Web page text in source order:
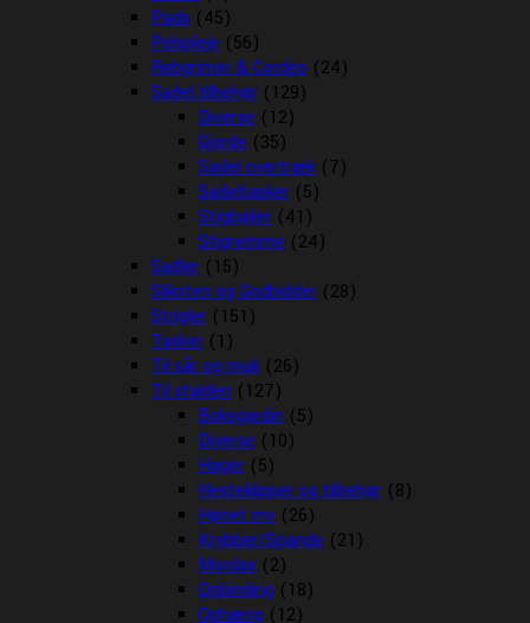
Pads (45)
Pelspleje (56)
Rebgrimer & Cordeo (24)
Sadel tilbehør (129)
Diverse (12)
Gjorde (35)
Sadel overtræk (7)
Sadeltasker (5)
Stigbøjler (41)
Stigremme (24)
Sadler (15)
Sliksten og Godbidder (28)
Strigler (151)
Tasker (1)
Til sår og muk (26)
Til stalden (127)
Boksgardin (5)
Diverse (10)
Hager (5)
Hesteklipper og tilbehør (8)
Hønet mv (26)
Krybber/Spande (21)
Mordax (2)
Opbinding (18)
Ophæng (12)